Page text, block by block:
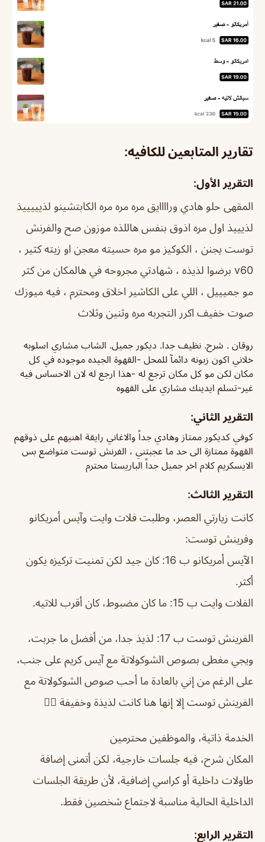
تقارير المتابعين للكافيه:
التقرير الأول:
المقهى حلو هادي وراااايق مره مره مره الكابتشينو لذيييييذ
لذيييذ اول مره اذوق بنفس هاللذه موزون صح والفرنش
توست يجنن ، الكوكيز مو مره حسيته معجن او زيته كثير ،
v60 برضوا لذيذه ، شهادتي مجروحه في هالمكان من كثر
مو جميييل ، اللي على الكاشير اخلاق ومحترم ، فيه ميوزك
صوت خفيف اكرر التجربه مره وثنين وثلاث
روقان . شرح. نظيف جدا. ديكور جميل. الشاب مشاري اسلوبه
خلاني اكون زبونه دائمآ للمحل -القهوة الجيده موجوده في كل
مكان لكن مو كل مكان ترجع له -هذا ارجع له لان الاحساس فيه
غير-تسلم ايدينك مشاري على القهوه
التقرير الثاني:
كوفي كديكور ممتاز وهادي جداً والاغاني رايقة اهنيهم على ذوقهم
القهوة ممتازة الى حد ما عجبتني ، الفرنش توست متواضع بس
الايسكريم كلام اخر جميل جداً الباريستا محترم
التقرير الثالث:
كانت زيارتي العصر، وطلبت فلات وايت وآيس أمريكانو
وفرينش توست:
الآيس أمريكانو ب 16: كان جيد لكن تمنيت تركيزه يكون
أكثر.
الفلات وايت ب 15: ما كان مضبوط، كان أقرب للاتيه.
الفرينش توست ب 17: لذيذ جدا، من أفضل ما جربت،
ويجي مغطى بصوص الشوكولاتة مع آيس كريم على جنب،
على الرغم من إني بالعادة ما أحب صوص الشوكولاتة مع
الفرينش توست إلا إنها هنا كانت لذيذة وخفيفة 👍🏻
الخدمة ذاتية، والموظفين محترمين
المكان شرح، فيه جلسات خارجية، لكن أتمنى إضافة
طاولات داخلية أو كراسي إضافية، لأن طريقة الجلسات
الداخلية الحالية مناسبة لاجتماع شخصين فقط.
التقرير الرابع: